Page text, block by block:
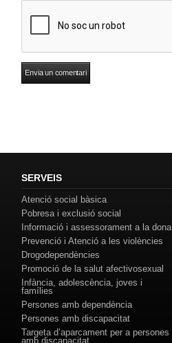
SERVEIS
Atenció social bàsica
Pobresa i exclusió social
Informació i assessorament a la dona
Prevenció i Atenció a les violències
Drogodependències
Promoció de la salut afectivosexual
Infància, adolescència, joves i
famílies
Persones amb dependència
Persones amb discapacitat
Targeta d’aparcament per a persones
amb discapacitat